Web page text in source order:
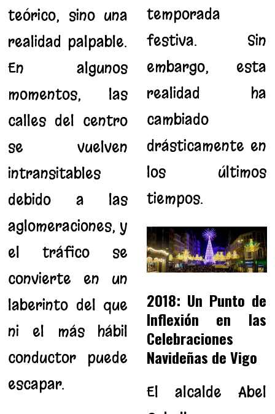
teórico, sino una
realidad palpable.
En algunos
momentos, las
calles del centro
se vuelven
intransitables
debido a las
aglomeraciones, y
el tráfico se
convierte en un
laberinto del que
ni el más hábil
conductor puede
escapar.
temporada
festiva. Sin
embargo, esta
realidad ha
cambiado
drásticamente en
los últimos
tiempos.
2018: Un Punto de
Inflexión en las
Celebraciones
Navideñas de Vigo
El alcalde Abel